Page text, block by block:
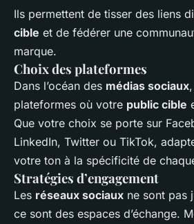
Ils permettent de tisser des liens
cible et de fédérer une
marque.
Choix des plateformes
Dans l’océan des médias sociaux
plateformes où votre public cible
Que votre choix se porte sur
LinkedIn, Twitter ou TikTok,
votre ton à la spécificité de
Stratégies d’engagement
Les réseaux sociaux ne sont pas
ce sont des espaces d’échange.